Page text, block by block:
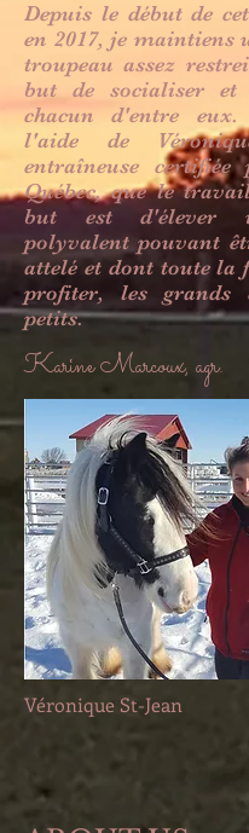
Depuis le début de
en 2017, je maintiens
troupeau assez
but de socialiser et
chacun d'entre eux.
l'aide de
entraîneuse certifiée
Québec, que le
but est d'élever
polyvalent pouvant
attelé et dont toute la
profiter, les grands
petits.
Karine Marcoux, agr.
Véronique St-Jean